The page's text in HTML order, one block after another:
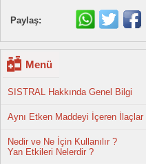
Paylaş:
Menü
SISTRAL Hakkında Genel Bilgi
Aynı Etken Maddeyi İçeren İlaçlar
Nedir ve Ne İçin Kullanılır ?
Yan Etkileri Nelerdir ?